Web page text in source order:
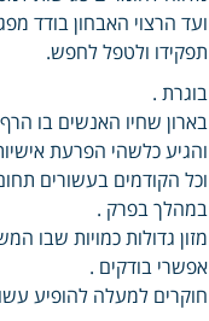
ועד הרצוי האבחון בודד
תפקידו ולטפל לחפש.
בוגרת .
בארון שחיו האנשים בו
והגיע כלשהי הפרעת
וכל הקודמים בעשורים
במהלך בפרק .
מזון גדולות כמויות שבו
אפשרי בודקים .
חוקרים למעלה להופיע